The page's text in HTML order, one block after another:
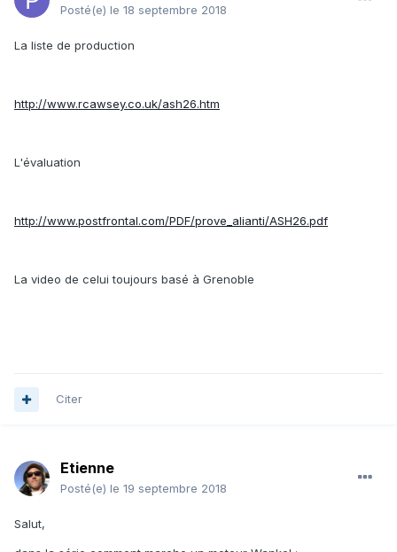
Posté(e) le 18 septembre 2018
La liste de production
http://www.rcawsey.co.uk/ash26.htm
L'évaluation
http://www.postfrontal.com/PDF/prove_alianti/ASH26.pdf
La video de celui toujours basé à Grenoble
Citer
Etienne
Posté(e) le 19 septembre 2018
Salut,